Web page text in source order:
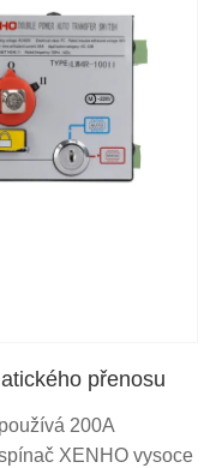
přenosu
200A
XENHO vysoce